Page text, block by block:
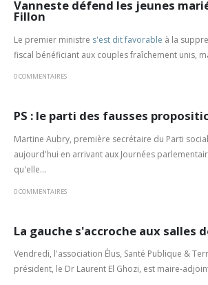
Vanneste défend les jeunes
Fillon
Le premier ministre s'est dit favorable à la
fiscal bénéficiant aux couples fraîchement unis,
0 COMMENTAIRES
PS : le parti des fausses
Martine Aubry, première secrétaire du Parti
aujourd'hui en arrivant aux Journées
qu'elle...
0 COMMENTAIRES
La gauche s'accroche aux salles
Vendredi, l'association Élus, Santé Publique &
président, le Dr Laurent El Ghozi, est maire-adjoint